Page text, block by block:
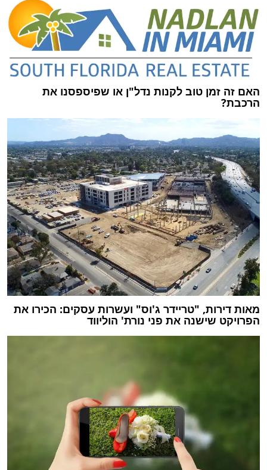
האם זה זמן טוב לקנות נדל"ן או שפיספסנו את
הרכבת?
מאות דירות, "טריידר ג'וס" ועשרות עסקים: הכירו את
הפרויקט שישנה את פני נורת' הוליווד